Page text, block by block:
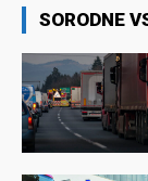
SORODNE